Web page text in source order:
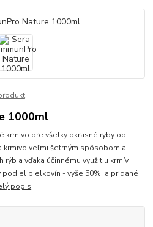
1000ml
krmivo pre všetky okrasné ryby od
krmivo veľmi šetrným spôsobom a
a vďaka účinnému využitiu krmív
podiel bielkovín - vyše 50%, a pridané
popis